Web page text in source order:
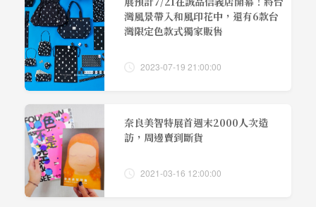
灣風景帶入和風印花中，還有6款台
灣限定色款式獨家販售
2023-07-19 21:00:00
奈良美智特展首週末2000人次造
訪，周邊賣到斷貨
2021-03-16 12:00:00